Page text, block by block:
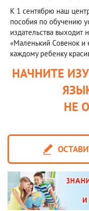
К 1 сентябрю наш
пособия по обучению
издательства выходит
«Маленький Совенок и
каждому ребенку
НАЧНИТЕ
НЕ